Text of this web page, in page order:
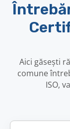
Aici găsești
comune
ISO,